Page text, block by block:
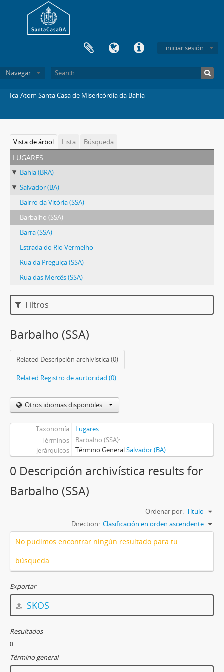
iniciar sesión
Navegar
Ica-Atom Santa Casa de Misericórdia da Bahia
Vista de árbol Lista Búsqueda
lugares
Bahia (BRA)
Salvador (BA)
Bairro da Vitória (SSA)
Barbalho (SSA)
Barra (SSA)
Estrada do Rio Vermelho
Rua da Preguiça (SSA)
Rua das Mercês (SSA)
Filtros
Barbalho (SSA)
Related Descripción archivística (0)
Related Registro de aurtoridad (0)
Otros idiomas disponibles
Taxonomía
Lugares
Términos
jerárquicos
Barbalho (SSA)
Término GeneralSalvador (BA)
0 Descripción archivística results for
Barbalho (SSA)
Ordenar por: Título
Direction: Clasificación en orden ascendente
No pudimos encontrar ningún resultado para tu
búsqueda.
Exportar
SKOS
Resultados
0
Término general